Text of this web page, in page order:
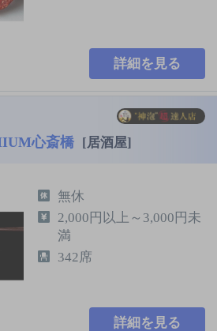
詳細を見る
心斎橋 [居酒屋]
無休
2,000円以上～3,000円未
満
342席
詳細を見る